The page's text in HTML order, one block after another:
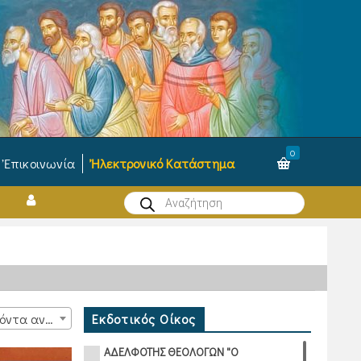
Ἐπικοινωνία Ἠλεκτρονικό Κατάστημα
0
Products
search
15 προϊόντα ανά σελίδα Εκδοτικός Οίκος
ΑΔΕΛΦΟΤΗΣ ΘΕΟΛΟΓΩΝ "Ο